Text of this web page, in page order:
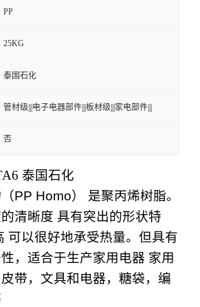
PP
25KG
泰国石化
管材级|||电子电器部件|||板材级|||家电部件|||
否
泰国石化
PP Homo） 是聚丙烯树脂。
清晰度 具有突出的形状特
可以很好地承受热量。但具有
，适合于生产家用电器 家用
带，文具和电器，糖袋，编